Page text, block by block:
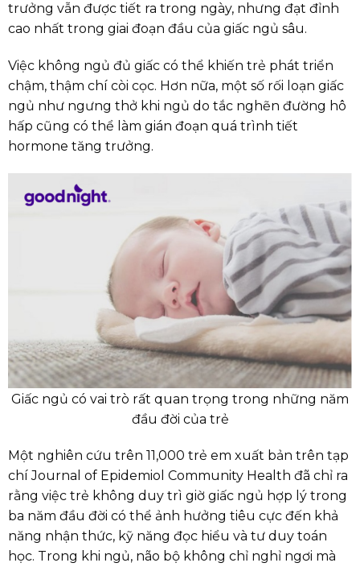
trưởng vẫn được tiết ra trong ngày, nhưng đạt đỉnh
cao nhất trong giai đoạn đầu của giấc ngủ sâu.
Việc không ngủ đủ giấc có thể khiến trẻ phát triển
chậm, thậm chí còi cọc. Hơn nữa, một số rối loạn giấc
ngủ như ngưng thở khi ngủ do tắc nghẽn đường hô
hấp cũng có thể làm gián đoạn quá trình tiết
hormone tăng trưởng.
Giấc ngủ có vai trò rất quan trọng trong những năm
đầu đời của trẻ
Một nghiên cứu trên 11,000 trẻ em xuất bản trên tạp
chí Journal of Epidemiol Community Health đã chỉ ra
rằng việc trẻ không duy trì giờ giấc ngủ hợp lý trong
ba năm đầu đời có thể ảnh hưởng tiêu cực đến khả
năng nhận thức, kỹ năng đọc hiểu và tư duy toán
học. Trong khi ngủ, não bộ không chỉ nghỉ ngơi mà